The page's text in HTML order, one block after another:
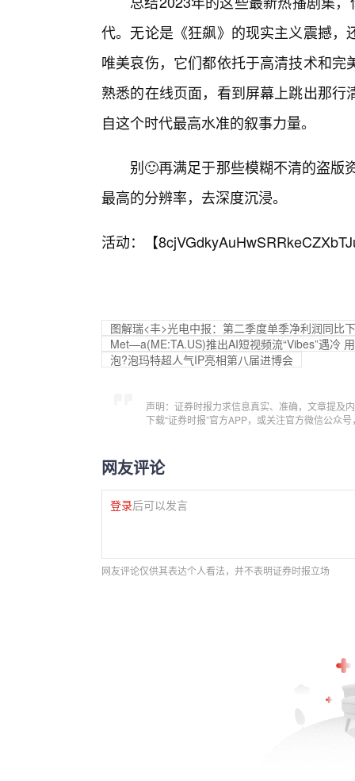
代。无论是《狂飙》的现实主义震撼
唯美哀伤，它们都依托于高清技术和
熟悉的在线页面，看到屏幕上跳出那
自这个时代最高水准的叙事力量。
别🙂再满足于那些模糊不清的盗版
最高的分辨率，去深度沉浸。
活动：【
图解瑞<丰>光电中报：第二季度单季净利润同比
Met—a(ME:TA.US)推出AI短视频流“Vibes”遇冷
泡?泡玛特超人气IP亮相第八届进博会
声明：证券时报力求信息真实、准确，文章提及
下载“证券时报”官方APP，或关注官方微信公众
网友评论
登录后可以发言
网友评论仅供其表达个人看法，并不表明证券时报立场